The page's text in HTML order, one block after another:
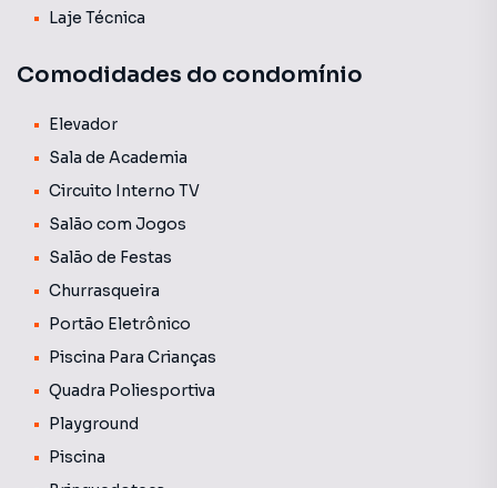
Laje Técnica
Comodidades do condomínio
Elevador
Sala de Academia
Circuito Interno TV
Salão com Jogos
Salão de Festas
Churrasqueira
Portão Eletrônico
Piscina Para Crianças
Quadra Poliesportiva
Playground
Piscina